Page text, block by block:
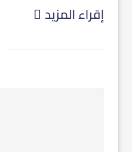
إقراء المزيد